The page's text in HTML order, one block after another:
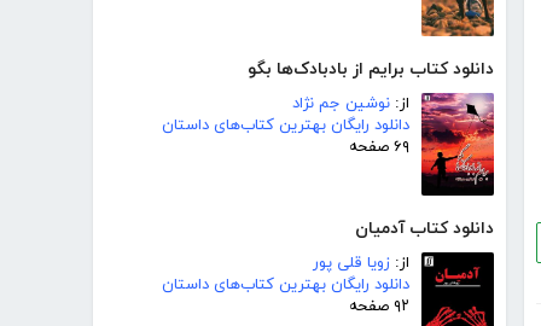
دانلود کتاب برایم از بادبادک‌ها بگو
از: نوشین جم نژاد
دانلود رایگان بهترین کتاب‌های داستان
۶۹ صفحه
دانلود کتاب آدمیان
از: زویا قلی پور
دانلود رایگان بهترین کتاب‌های داستان
۹۲ صفحه